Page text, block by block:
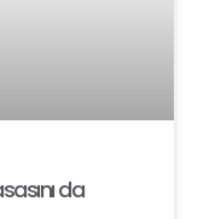
da